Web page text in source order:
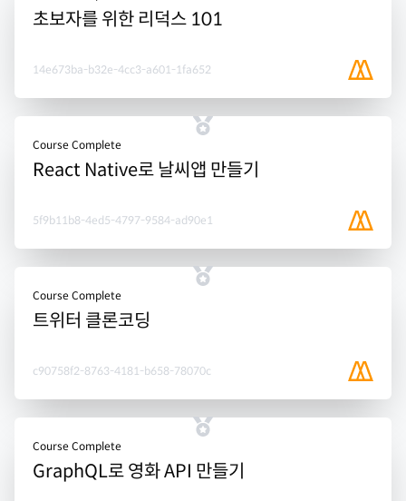
초보자를 위한 리덕스 101
14e673ba-b32e-4cc3-a601-1fa652
Course Complete
React Native로 날씨앱 만들기
5f9b11b8-4ed5-4797-9584-ad90e1
Course Complete
트위터 클론코딩
c90758f2-8763-4181-b658-78070c
Course Complete
GraphQL로 영화 API 만들기